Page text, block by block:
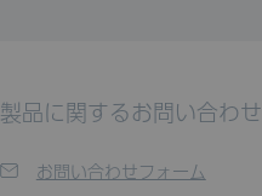
製品に関するお問い合わせ
お問い合わせフォーム